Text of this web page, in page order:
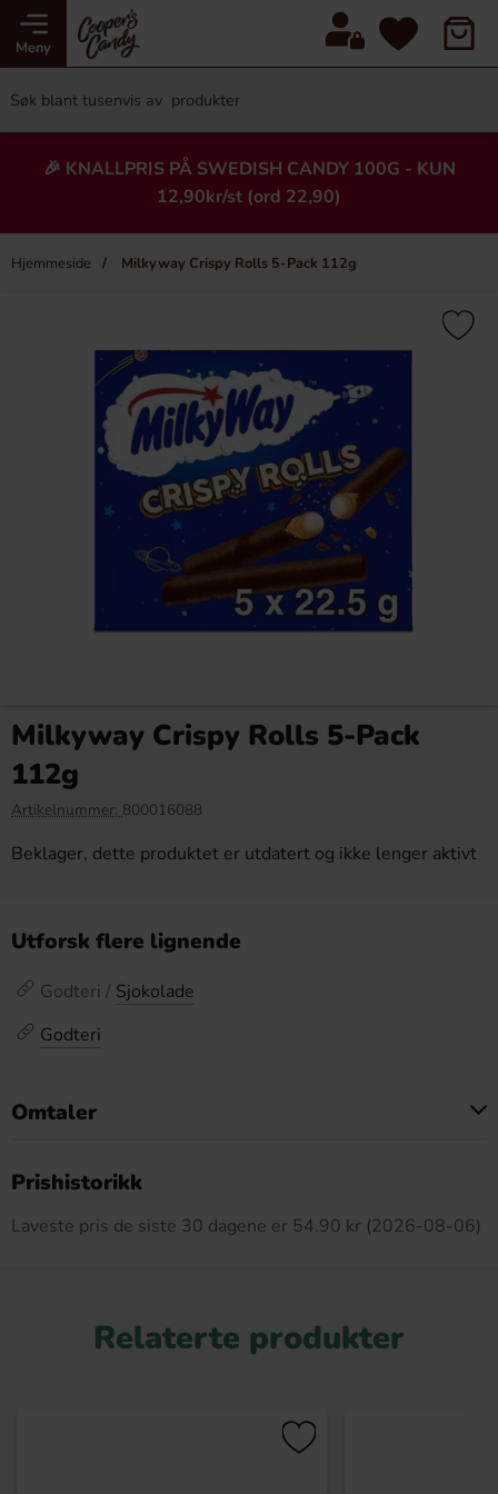
Meny
🎉 KNALLPRIS PÅ SWEDISH CANDY 100G - KUN
12,90kr/st (ord 22,90)
Hjemmeside Milkyway Crispy Rolls 5-Pack 112g
Heading
×
2L
169.90 kr
Köp
Milkyway Crispy Rolls 5-Pack
112g
Artikelnummer: 800016088
Beklager, dette produktet er utdatert og ikke lenger aktivt
Utforsk flere lignende
Godteri / Sjokolade
Godteri
Omtaler
Prishistorikk
Laveste pris de siste 30 dagene er 54.90 kr (2026-08-06)
Relaterte produkter